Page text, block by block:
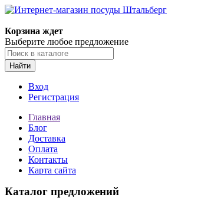
Корзина ждет
Выберите любое предложение
Найти
Вход
Регистрация
Главная
Блог
Доставка
Оплата
Контакты
Карта сайта
Каталог предложений